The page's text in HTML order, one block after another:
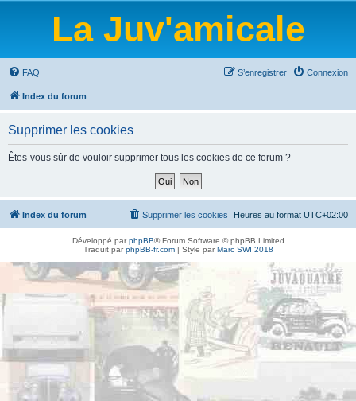
La Juv'amicale
FAQ Connexion
S’enregistrer
Index du forum
Supprimer les cookies
Êtes-vous sûr de vouloir supprimer tous les cookies de ce forum ?
Index du forum Heures au format UTC+02:00
Supprimer les cookies
Développé parphpBB® Forum Software © phpBB Limited
Traduit parphpBB-fr.com| Style parMarc SWI 2018